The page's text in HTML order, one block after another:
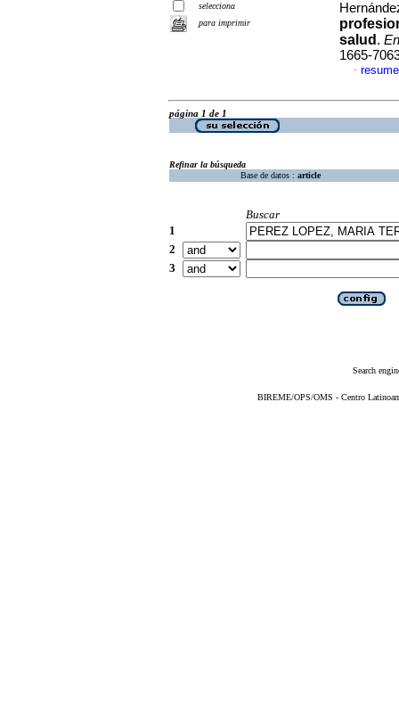
selecciona
para imprimir
salud .
1665-
·
página 1 de 1
Refinar la búsqueda
Base de datos : article
Buscar
1
2
3
Search
BIREME/OPS/OMS - Centro